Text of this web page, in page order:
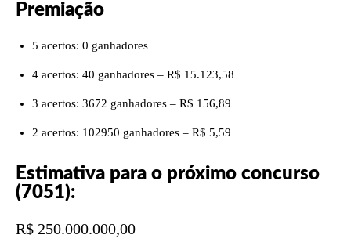
Premiação
5 acertos: 0 ganhadores
4 acertos: 40 ganhadores – R$ 15.123,58
3 acertos: 3672 ganhadores – R$ 156,89
2 acertos: 102950 ganhadores – R$ 5,59
Estimativa para o próximo concurso
(7051):
R$ 250.000.000,00